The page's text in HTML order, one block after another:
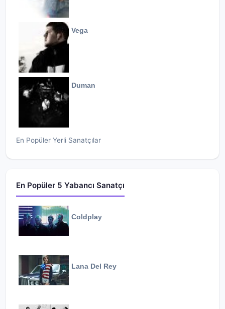
Vega
Duman
En Popüler Yerli Sanatçılar
En Popüler 5 Yabancı Sanatçı
Coldplay
Lana Del Rey